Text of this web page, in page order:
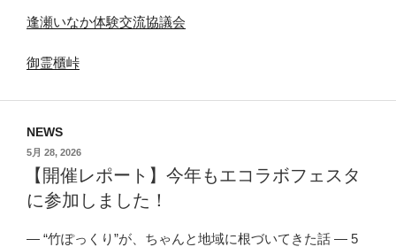
逢瀬いなか体験交流協議会
御霊櫃峠
NEWS
投
日:
5月 28, 2026
【開催レポート】今年もエコラボフェスタ
に参加しました！
― “竹ぽっくり”が、ちゃんと地域に根づいてきた話 ― 5